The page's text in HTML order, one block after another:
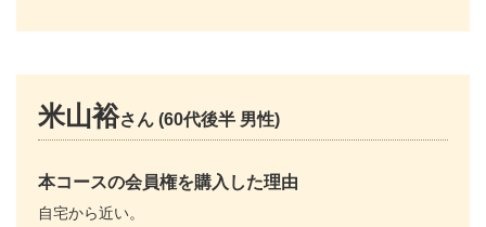
米山裕さん (60代後半 男性)
本コースの会員権を購入した理由
自宅から近い。